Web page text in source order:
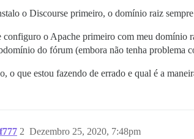
o Discourse primeiro, o domínio raiz
configuro o Apache primeiro com meu domínio
do fórum (embora não tenha problema
o que estou fazendo de errado e qual é a
Dezembro 25, 2020, 7:48pm
2